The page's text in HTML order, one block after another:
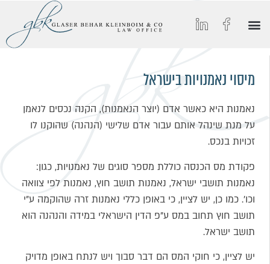
מיסוי נאמנויות בישראל
נאמנות היא כאשר אדם (יוצר הנאמנות), הקנה נכסים לנאמן
על מנת שינהל אותם עבור אדם שלישי (הנהנה) שהוקנו לו
זכויות בנכס.
פקודת מס הכנסה כוללת מספר סוגים של נאמנויות, כגון:
נאמנות תושבי ישראל, נאמנות תושב חוץ, נאמנות לפי צוואה
וכו'. כמו כן, יש לציין, כי באופן כללי נאמנות זרה שהוקמה ע"י
תושב חוץ תחוב במס ע"פ הדין הישראלי במידה והנהנה הוא
תושב ישראל.
יש לציין, כי חוקי המס הם דבר סבוך ויש לנתח באופן מדויק